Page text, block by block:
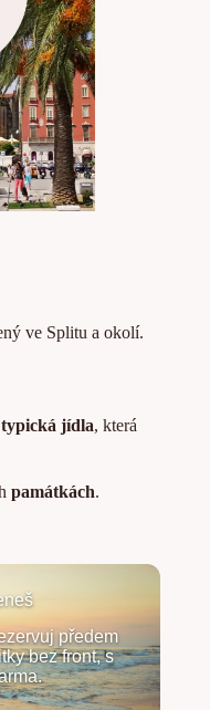
ve Splitu a okolí.
typická jídla, která
památkách.
předem
bez front, s